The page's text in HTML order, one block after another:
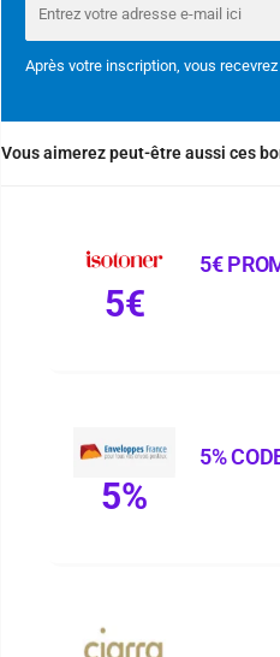
Après votre inscription, vous
Vous aimerez peut-être aussi ces
5€
5€
5%
5%